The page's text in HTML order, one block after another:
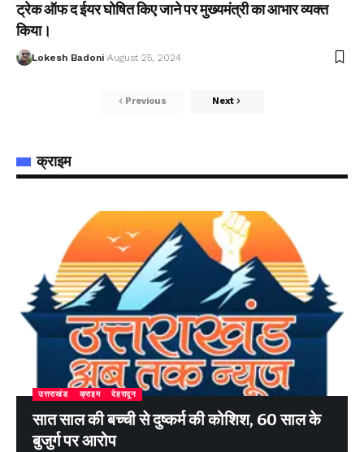
ट्रेक ऑफ द ईयर घोषित किए जाने पर मुख्यमंत्री का आभार व्यक्त
किया।
Lokesh Badoni August 25, 2024
Previous Next
क्राइम
उत्तराखंड क्राइम देहरादून
सात साल की बच्ची से दुष्कर्म की कोशिश, 60 साल के
बुजुर्ग पर आरोप